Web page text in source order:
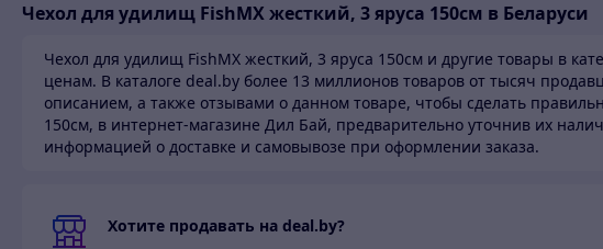
Чехол для удилищ FishMX жесткий, 3 яруса 150см в Беларуси
Чехол для удилищ FishMX жесткий, 3 яруса 150см и другие товары в
ценам. В каталоге deal.by более 13 миллионов товаров от тысяч
описанием, а также отзывами о данном товаре, чтобы сделать
150см, в интернет-магазине Дил Бай, предварительно уточнив их
информацией о доставке и самовывозе при оформлении заказа.
Хотите продавать на deal.by?